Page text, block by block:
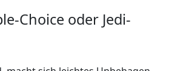
Choice oder Jedi-